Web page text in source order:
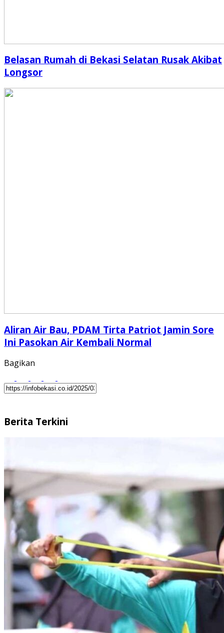
Belasan Rumah di Bekasi Selatan Rusak Akibat
Longsor
Aliran Air Bau, PDAM Tirta Patriot Jamin Sore
Ini Pasokan Air Kembali Normal
Bagikan
Berita Terkini